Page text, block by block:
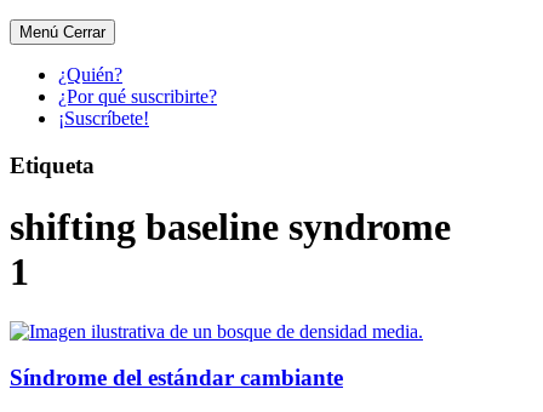
Menú Cerrar
¿Quién?
¿Por qué suscribirte?
¡Suscríbete!
Etiqueta
shifting baseline syndrome
1
Síndrome del estándar cambiante